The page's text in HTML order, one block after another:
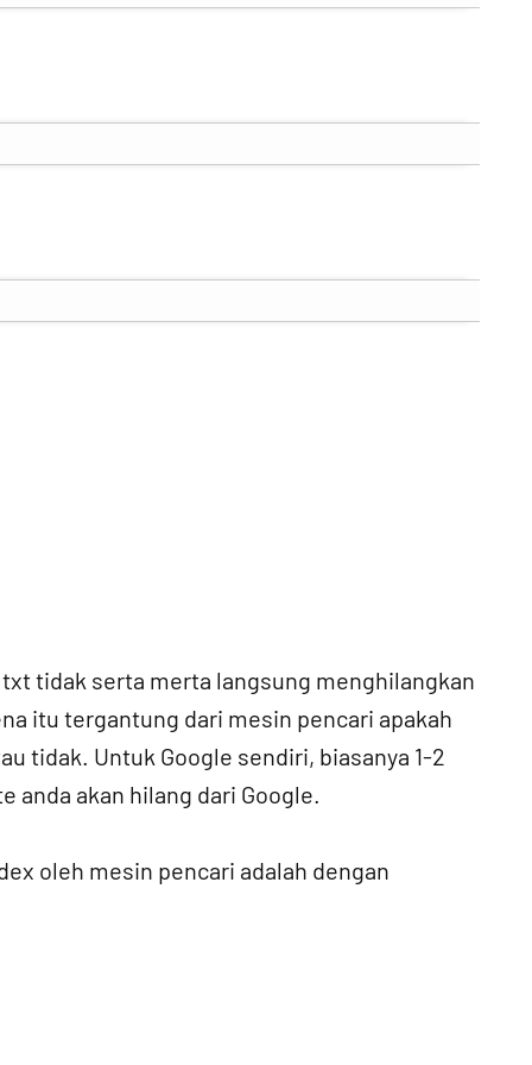
tidak serta merta langsung menghilangkan
itu tergantung dari mesin pencari apakah
tidak. Untuk Google sendiri, biasanya 1-2
akan hilang dari Google.
oleh mesin pencari adalah dengan